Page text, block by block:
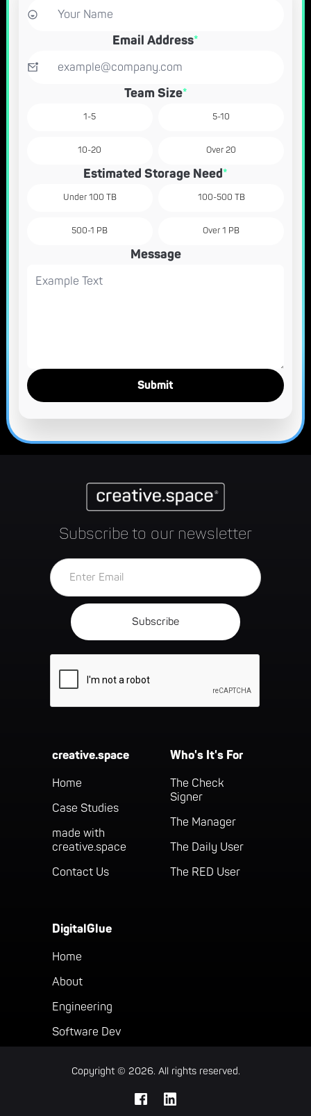
Email Address*
Team Size*
1-5 5-10
10-20 Over 20
Estimated Storage Need*
Under 100 TB 100-500 TB
500-1 PB Over 1 PB
Message
Subscribe to our newsletter
creative.space
Home
Case Studies
made with
creative.space
Contact Us
Who's It's For
The Check
Signer
The Manager
The Daily User
The RED User
DigitalGlue
Home
About
Engineering
Software Dev
Copyright © 2026. All rights reserved.